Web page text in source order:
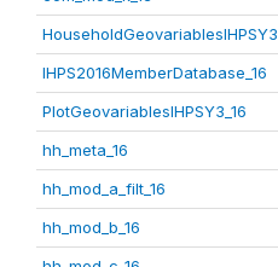
HouseholdGeovariablesIHPSY3
IHPS2016MemberDatabase_16
PlotGeovariablesIHPSY3_16
hh_meta_16
hh_mod_a_filt_16
hh_mod_b_16